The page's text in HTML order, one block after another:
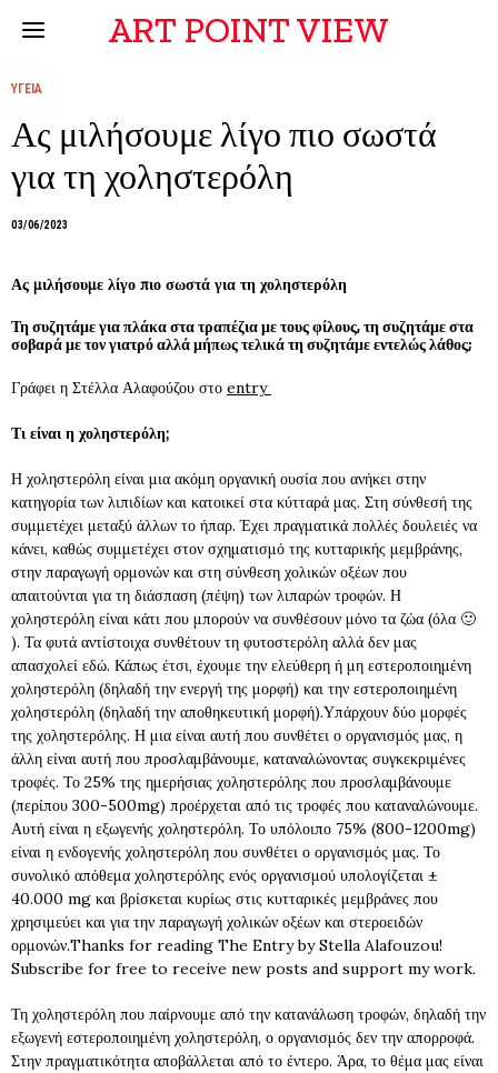
ART POINT VIEW
ΥΓΕΙΑ
Ας μιλήσουμε λίγο πιο σωστά
για τη χοληστερόλη
03/06/2023
Ας μιλήσουμε λίγο πιο σωστά για τη χοληστερόλη
Τη συζητάμε για πλάκα στα τραπέζια με τους φίλους, τη συζητάμε στα
σοβαρά με τον γιατρό αλλά μήπως τελικά τη συζητάμε εντελώς λάθος;
Γράφει η Στέλλα Αλαφούζου στο entry
Τι είναι η χοληστερόλη;
Η χοληστερόλη είναι μια ακόμη οργανική ουσία που ανήκει στην
κατηγορία των λιπιδίων και κατοικεί στα κύτταρά μας. Στη σύνθεσή της
συμμετέχει μεταξύ άλλων το ήπαρ. Έχει πραγματικά πολλές δουλειές να
κάνει, καθώς συμμετέχει στον σχηματισμό της κυτταρικής μεμβράνης,
στην παραγωγή ορμονών και στη σύνθεση χολικών οξέων που
απαιτούνται για τη διάσπαση (πέψη) των λιπαρών τροφών. Η
χοληστερόλη είναι κάτι που μπορούν να συνθέσουν μόνο τα ζώα (όλα 🙂
). Τα φυτά αντίστοιχα συνθέτουν τη φυτοστερόλη αλλά δεν μας
απασχολεί εδώ. Κάπως έτσι, έχουμε την ελεύθερη ή μη εστεροποιημένη
χοληστερόλη (δηλαδή την ενεργή της μορφή) και την εστεροποιημένη
χοληστερόλη (δηλαδή την αποθηκευτική μορφή).Υπάρχουν δύο μορφές
της χοληστερόλης. Η μια είναι αυτή που συνθέτει ο οργανισμός μας, η
άλλη είναι αυτή που προσλαμβάνουμε, καταναλώνοντας συγκεκριμένες
τροφές. Το 25% της ημερήσιας χοληστερόλης που προσλαμβάνουμε
(περίπου 300-500mg) προέρχεται από τις τροφές που καταναλώνουμε.
Αυτή είναι η εξωγενής χοληστερόλη. Το υπόλοιπο 75% (800-1200mg)
είναι η ενδογενής χοληστερόλη που συνθέτει ο οργανισμός μας. Το
συνολικό απόθεμα χοληστερόλης ενός οργανισμού υπολογίζεται ±
40.000 mg και βρίσκεται κυρίως στις κυτταρικές μεμβράνες που
χρησιμεύει και για την παραγωγή χολικών οξέων και στεροειδών
ορμονών.Thanks for reading The Entry by Stella Alafouzou!
Subscribe for free to receive new posts and support my work.
Τη χοληστερόλη που παίρνουμε από την κατανάλωση τροφών, δηλαδή την
εξωγενή εστεροποιημένη χοληστερόλη, ο οργανισμός δεν την απορροφά.
Στην πραγματικότητα αποβάλλεται από το έντερο. Άρα, το θέμα μας είναι